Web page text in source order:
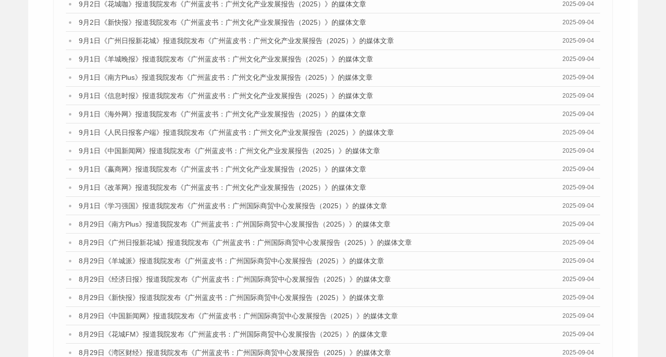
9月2日《花城咖》报道我院发布《广州蓝皮书：广州文化产业发展报告（2025）》的媒体文章 2025-09-04
9月2日《新快报》报道我院发布《广州蓝皮书：广州文化产业发展报告（2025）》的媒体文章 2025-09-04
9月1日《广州日报新花城》报道我院发布《广州蓝皮书：广州文化产业发展报告（2025）》的媒体文章 2025-09-04
9月1日《羊城晚报》报道我院发布《广州蓝皮书：广州文化产业发展报告（2025）》的媒体文章 2025-09-04
9月1日《南方Plus》报道我院发布《广州蓝皮书：广州文化产业发展报告（2025）》的媒体文章 2025-09-04
9月1日《信息时报》报道我院发布《广州蓝皮书：广州文化产业发展报告（2025）》的媒体文章 2025-09-04
9月1日《海外网》报道我院发布《广州蓝皮书：广州文化产业发展报告（2025）》的媒体文章 2025-09-04
9月1日《人民日报客户端》报道我院发布《广州蓝皮书：广州文化产业发展报告（2025）》的媒体文章 2025-09-04
9月1日《中国新闻网》报道我院发布《广州蓝皮书：广州文化产业发展报告（2025）》的媒体文章 2025-09-04
9月1日《嬴商网》报道我院发布《广州蓝皮书：广州文化产业发展报告（2025）》的媒体文章 2025-09-04
9月1日《改革网》报道我院发布《广州蓝皮书：广州文化产业发展报告（2025）》的媒体文章 2025-09-04
9月1日《学习强国》报道我院发布《广州蓝皮书：广州国际商贸中心发展报告（2025）》的媒体文章 2025-09-04
8月29日《南方Plus》报道我院发布《广州蓝皮书：广州国际商贸中心发展报告（2025）》的媒体文章 2025-09-04
8月29日《广州日报新花城》报道我院发布《广州蓝皮书：广州国际商贸中心发展报告（2025）》的媒体文章 2025-09-04
8月29日《羊城派》报道我院发布《广州蓝皮书：广州国际商贸中心发展报告（2025）》的媒体文章 2025-09-04
8月29日《经济日报》报道我院发布《广州蓝皮书：广州国际商贸中心发展报告（2025）》的媒体文章 2025-09-04
8月29日《新快报》报道我院发布《广州蓝皮书：广州国际商贸中心发展报告（2025）》的媒体文章 2025-09-04
8月29日《中国新闻网》报道我院发布《广州蓝皮书：广州国际商贸中心发展报告（2025）》的媒体文章 2025-09-04
8月29日《花城FM》报道我院发布《广州蓝皮书：广州国际商贸中心发展报告（2025）》的媒体文章 2025-09-04
8月29日《湾区财经》报道我院发布《广州蓝皮书：广州国际商贸中心发展报告（2025）》的媒体文章 2025-09-04